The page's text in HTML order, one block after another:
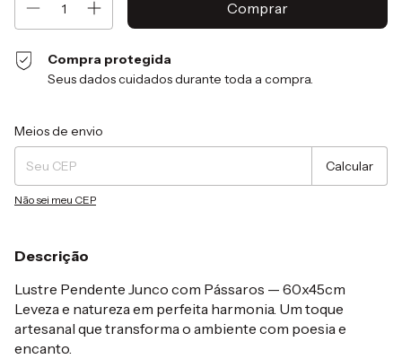
Compra protegida
Seus dados cuidados durante toda a compra.
Entregas para o CEP:
Meios de envio
Calcular
Não sei meu CEP
Descrição
Lustre Pendente Junco com Pássaros — 60x45cm
Leveza e natureza em perfeita harmonia. Um toque
artesanal que transforma o ambiente com poesia e
encanto.